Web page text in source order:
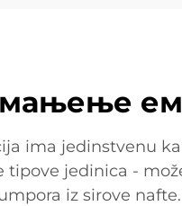
ima jedinstvenu
tipove jedinica -
iz sirove